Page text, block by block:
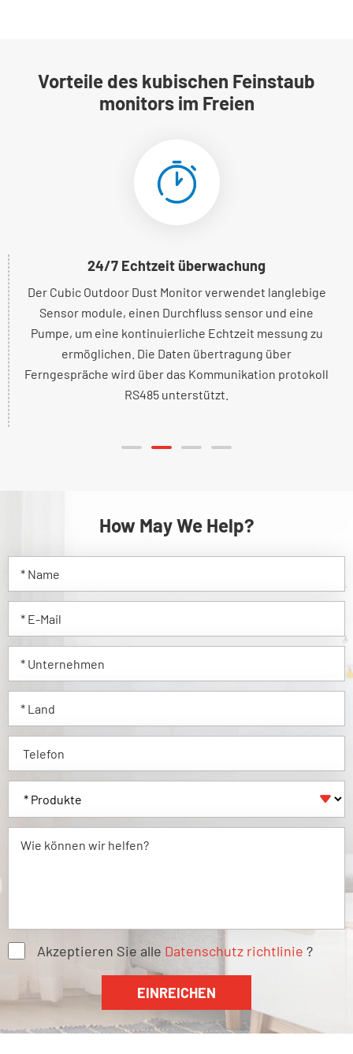
Vorteile des kubischen Feinstaub
monitors im Freien
24/7 Echtzeit überwachung
Der Cubic Outdoor Dust Monitor verwendet langlebige
Sensor module, einen Durchfluss sensor und eine
Pumpe, um eine kontinuierliche Echtzeit messung zu
ermöglichen. Die Daten übertragung über
Ferngespräche wird über das Kommunikation protokoll
RS485 unterstützt.
How May We Help?

Akzeptieren Sie alle Datenschutz richtlinie ?